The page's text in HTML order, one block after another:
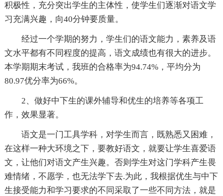
积极性，充分突出学生的主体性，使学生们逐渐对语文学
习充满兴趣，向40分钟要质量。
经过一个学期的努力，学生们的语文能力，素养及语
文水平都有不同程度的提高，语文成绩也有很大的进步。
本学期期末考试，我班的合格率为94.74%，平均分为
80.97优分率为66%。
2、做好中下生的课外辅导和优生的培养等各项工
作，效果显著。
语文是一门工具学科，对学生而言，既熟悉又困难，
在这样一种大环境之下，要教好语文，就要让学生喜爱语
文，让他们对语文产生兴趣。否则学生对这门学科产生畏
难情绪，不愿学，也无法学下去.为此，我根据优生与中下
生接受能力和学习要求的不同采取了一些不同方法，就是